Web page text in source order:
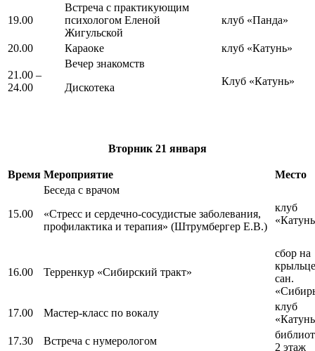
19.00
Встреча с практикующим
психологом Еленой
Жигульской
клуб «Панда»
20.00 Караоке клуб «Катунь»
21.00 –
24.00
Вечер знакомств
Дискотека
Клуб «Катунь»
Вторник 21 января
Время Мероприятие Место
15.00
Беседа с врачом
«Стресс и сердечно-сосудистые заболевания,
профилактика и терапия» (Штрумбергер Е.В.)
клуб
16.00 Терренкур «Сибирский тракт»
сбор на
крыльце
сан.
17.00
Мастер-класс по вокалу
клуб
17.30
Встреча с нумерологом
2 этаж